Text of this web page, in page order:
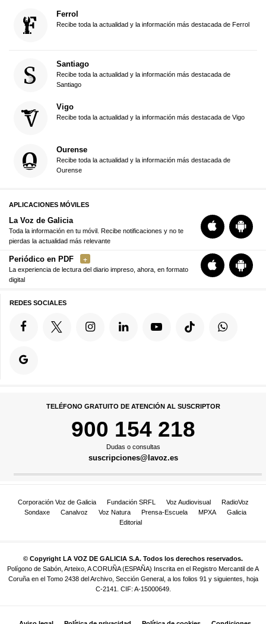
Ferrol
Recibe toda la actualidad y la información más destacada de Ferrol
Santiago
Recibe toda la actualidad y la información más destacada de
Santiago
Vigo
Recibe toda la actualidad y la información más destacada de Vigo
Ourense
Recibe toda la actualidad y la información más destacada de
Ourense
APLICACIONES MÓVILES
La Voz de Galicia
Toda la información en tu móvil. Recibe notificaciones y no te
pierdas la actualidad más relevante
Periódico en PDF
La experiencia de lectura del diario impreso, ahora, en formato
digital
REDES SOCIALES
TELÉFONO GRATUITO DE ATENCIÓN AL SUSCRIPTOR
900 154 218
Dudas o consultas
suscripciones@lavoz.es
Corporación Voz de Galicia Fundación SRFL Voz Audiovisual
RadioVoz
Sondaxe
Canalvoz Voz Natura Prensa-Escuela MPXA
Galicia
Editorial
© Copyright LA VOZ DE GALICIA S.A. Todos los derechos reservados.
Polígono de Sabón, Arteixo, A CORUÑA (ESPAÑA) Inscrita en el Registro Mercantil de A
Coruña en el Tomo 2438 del Archivo, Sección General, a los folios 91 y siguientes, hoja
C-2141. CIF: A-15000649.